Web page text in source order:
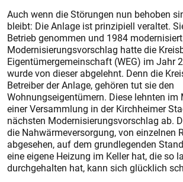
Auch wenn die Störungen nun behoben
bleibt: Die Anlage ist prinzipiell veraltet.
Betrieb genommen und 1984
Modernisierungsvorschlag hatte die
Eigentümergemeinschaft (WEG) im Jahr
wurde von dieser abgelehnt. Denn die
Betreiber der Anlage, gehören tut sie den
Wohnungseigentümern. Diese lehnten im
einer Versammlung in der Kirchheimer
nächsten Modernisierungsvorschlag ab.
die Nahwärmeversorgung, von einzelnen
abgesehen, auf dem grundlegenden
eine eigene Heizung im Keller hat, die so
durchgehalten hat, kann sich glücklich